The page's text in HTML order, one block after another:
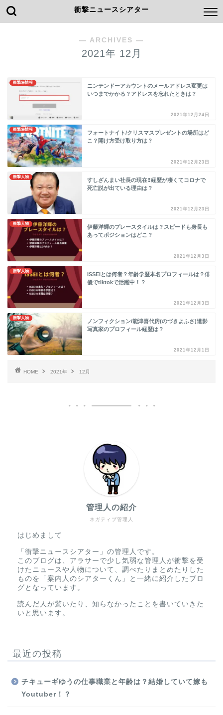
衝撃ニュースシアター
― ARCHIVES ―
2021年 12月
衝撃㊙情報
ニンテンドーアカウントのメールアドレス変更は
いつまでかかる？アドレスを忘れたときは？
2021年12月24日
衝撃㊙情報
フォートナイト/クリスマスプレゼントの場所はど
こ？開け方受け取り方は？
2021年12月23日
衝撃人物
すしざんまい社長の現在‼経歴が凄くてコロナで
死亡説が出ている理由は？
2021年12月23日
衝撃人物
伊藤洋輝のプレースタイルは？スピードも身長も
あってポジションはどこ？
2021年12月3日
衝撃人物
ISSEIとは何者？年齢学歴本名プロフィールは？俳
優でtiktokで活躍中！？
2021年12月3日
衝撃人物
ノンフィクション/能津喜代房(のづきよふさ)遺影
写真家のプロフィール経歴は？
2021年12月1日
HOME 2021年 12月
ネガティブ管理人
管理人の紹介
はじめまして
「衝撃ニュースシアター」の管理人です。
このブログは、アラサーで少し気弱な管理人が衝撃を受
けたニュースや人物について、調べたりまとめたりした
ものを「案内人のシアターくん」と一緒に紹介したブロ
グとなっています。
読んだ人が驚いたり、知らなかったことを書いていきた
いと思います。
最近の投稿
チキューギゆうの仕事職業と年齢は？結婚していて嫁も
Youtuber！？